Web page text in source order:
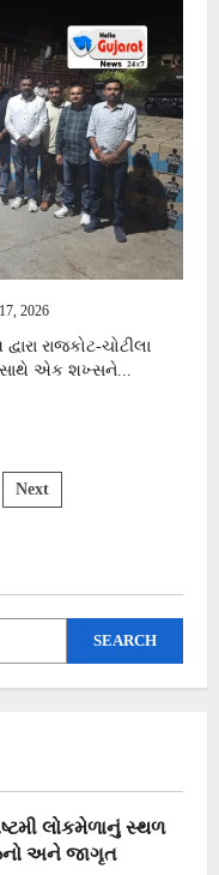
2026
રાજકોટ-ચોટીલા
સાથે એક શખ્સને...
Next
SEARCH
લોકમેળાનું સ્થળ
અને જાગૃત